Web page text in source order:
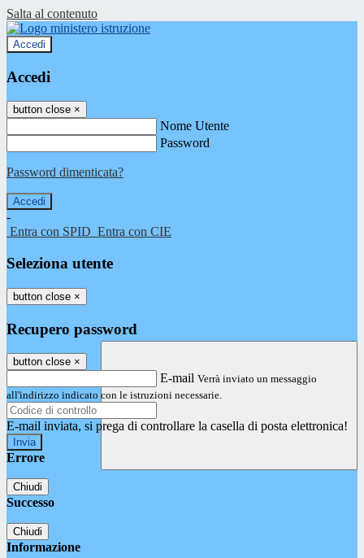
Salta al contenuto
Accedi
Accedi
button close ×
Nome Utente
Password
Password dimenticata?
-
Entra con SPID Entra con CIE
Seleziona utente
button close ×
Recupero password
button close ×
E-mail Verrà inviato un messaggio
all'indirizzo indicato con le istruzioni necessarie.
E-mail inviata, si prega di controllare la casella di posta elettronica!
Errore
Chiudi
Successo
Chiudi
Informazione